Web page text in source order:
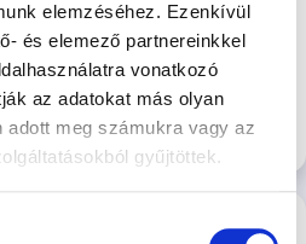
elemzéséhez. Ezenkívül
és elemező partnereinkkel
vonatkozó
az adatokat más olyan
adott meg számukra vagy az
gyűjtöttek.
Szakácsi Róbert
4.600 Ft/Alkalom